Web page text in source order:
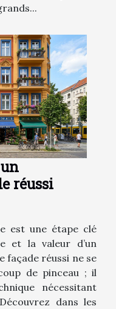
réussi
est une étape clé
et la valeur d’un
façade réussi ne se
de pinceau ; il
nécessitant
dans les